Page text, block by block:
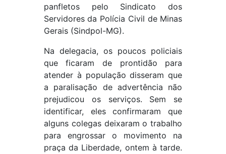
panfletos pelo Sindicato dos
Servidores da Polícia Civil de Minas
Gerais (Sindpol-MG).
Na delegacia, os poucos policiais
que ficaram de prontidão para
atender à população disseram que
a paralisação de advertência não
prejudicou os serviços. Sem se
identificar, eles confirmaram que
alguns colegas deixaram o trabalho
para engrossar o movimento na
praça da Liberdade, ontem à tarde.